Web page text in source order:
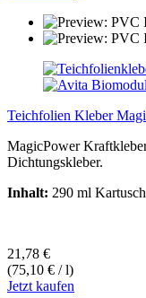
Teichfolien Kleber
MagicPower
Dichtungskleber.
Inhalt: 290 ml
21,78 €
(75,10 € / l)
Jetzt kaufen